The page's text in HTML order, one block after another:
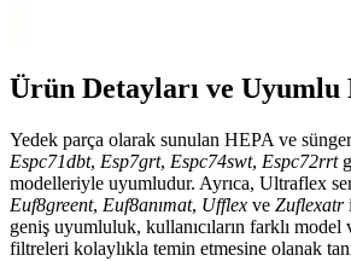
Ürün Detayları ve
Yedek parça olarak sunulan HEPA ve
Espc71dbt, Esp7grt, Espc74swt, Espc72rrt
modelleriyle uyumludur. Ayrıca, Ultraflex
Euf8greent, Euf8anımat, Ufflex ve Zuflexatr
geniş uyumluluk, kullanıcıların farklı model
filtreleri kolaylıkla temin etmesine olanak